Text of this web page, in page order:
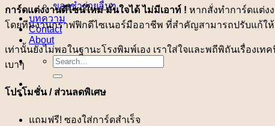
ของชำร่วยอื่นๆ
บทความ
Contact
About
Search
for:
การ์ดแต่งงานดีไซน์ใหม่ มั่นใจได้ ไม่มีเอาท์ ! หากสั่งทำการ์ดแต่ง
โดยทีมงานกราฟฟิกดีไซเนอร์มืออาชีพ ที่สำคัญสามารถปรับแก้ใ
เท่านั้นยังไม่พอในฐานะโรงพิมพ์เอง เราใส่ใจและพถีพิถันเรื่อง
เบาๆ
โปรโมชั่น / ส่วนลดพิเศษ
แถมฟรี! ซองใส่การ์ดสำเร็จ